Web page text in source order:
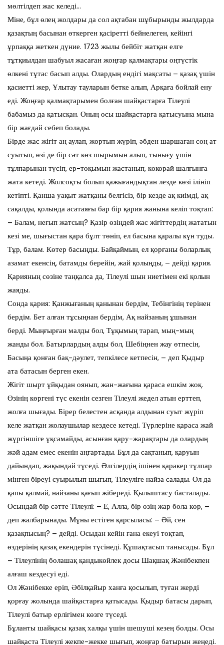
мөлтілдеп жас келеді…
Міне, бұл өлең жолдары да сол ақтабан шұбырынды жылдарда
қазақтың басынан өткерген қасіретті бейнелеген, кейінгі
ұрпаққа жеткен дүние. 1723 жылы бейбіт жатқан елге
тұтқиылдан шабуыл жасаған жоңғар қалмақтары оңтүстік
өлкені тұтас басып алды. Олардың ендігі мақсаты – қазақ үшін
қасиетті жер, Ұлытау тауларын бетке алып, Арқаға бойлай ену
еді. Жоңғар қалмақтарымен болған шайқастарға Тілеулі
бабамыз да қатысқан. Оның осы шайқастарға қатысуына мына
бір жағдай себеп болады.
Бірде жас жігіт аң аулап, жортып жүріп, әбден шаршаған соң ат
суытып, өзі де бір сәт көз шырымын алып, тынығу үшін
тұлпарынан түсіп, ер-тоқымын жастанып, көкорай шалғынға
жата кетеді. Жолсоқты болып қажығандықтан лезде көзі ілініп
кетіпті. Қанша уақыт жатқаны белгісіз, бір кезде ақ киімді, ақ
сақалды, қолында асатаяғы бар бір қария жанына келіп тоқтап:
– Балам, неғып жатсың? Қазір өзіңдей жас жігіттердің жататын
кезі ме, шығыстан қара бұлт төніп, ел басына қаралы күн туды.
Тұр, балам. Көтер басыңды. Байқаймын, ел қорғаны боларлық
азамат екенсің, батамды берейін, жай қолыңды, – дейді қария.
Қарияның сөзіне таңқалса да, Тілеулі шын ниетімен екі қолын
жаяды.
Сонда қария: Қанжығаның қанынан бердім, Тебінгінің терінен
бердім. Бет алған тұсыңнан бердім, Ақ найзаның ұшынан
берді. Мыңғырған малды бол, Тұқымың тарап, мың-мың
жанды бол. Батырлардың алды бол, Шебіңнен жау өтпесін,
Басыңа қонған бақ-дәулет, тепкілесе кетпесін, – деп Қыдыр
ата батасын берген екен.
Жігіт шырт ұйқыдан оянып, жан-жағына қараса ешкім жоқ.
Өзінің көргені түс екенін сезген Тілеулі жедел атын ерттеп,
жолға шығады. Бірер белестен асқанда алдынан суыт жүріп
келе жатқан жолаушылар кездесе кетеді. Түрлеріне қараса жай
жүргіншіге ұқсамайды, асынған қару-жарақтары да олардың
жәй адам емес екенін аңғартады. Бұл да сақтанып, қаруын
дайындап, жақындай түседі. Әлгілердің ішінен қаракер тұлпар
мінген біреуі суырылып шығып, Тілеуліге найза салады. Ол да
қапы қалмай, найзаны қағып жібереді. Қылыштасу басталады.
Осындай бір сәтте Тілеулі: – Е, Алла, бір өзің жар бола көр, –
деп жалбарынады. Мұны естіген қарсыласы: – Әй, сен
қазақпысың? – дейді. Осыдан кейін ғана екеуі тоқтап,
өздерінің қазақ екендерін түсінеді. Құшақтасып танысады. Бұл
– Тілеулінің болашақ қандыкөйлек досы Шақшақ Жәнібекпен
алғаш кездесуі еді.
Ол Жәнібекке еріп, Әбілқайыр ханға қосылып, туған жерді
қорғау жолында шайқастарға қатысады. Қыдыр батасы дарып,
Тілеулі батыр ерлігімен көзге түседі.
Бұланты шайқасы қазақ халқы үшін шешуші кезең болды. Осы
шайқаста Тілеулі жекпе-жекке шығып, жоңғар батырын жеңеді.